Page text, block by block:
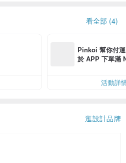
看全部 (4)
Pinkoi 幫你付
於 APP 下單滿
活動詳
逛設計品牌